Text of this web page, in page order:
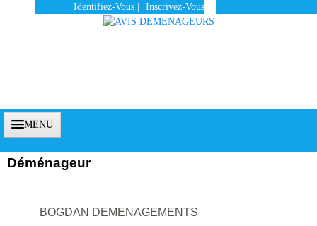
Identifiez-Vous Inscrivez-Vous
MENU
Vous Êtes Un Client
Déménageur
BOGDAN DEMENAGEMENTS